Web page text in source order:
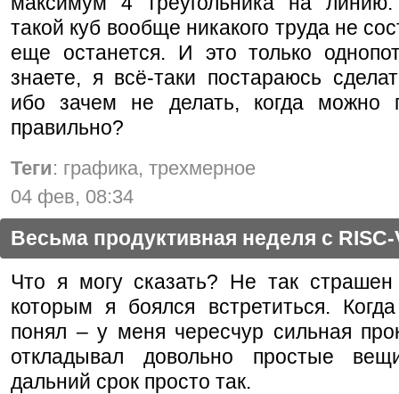
такой куб вообще никакого труда не
еще останется. И это только
знаете, я всё-таки постараюсь
ибо зачем не делать, когда можно
правильно?
Теги: графика, трехмерное
04 фев, 08:34
Весьма продуктивная неделя с RISC-
Что я могу сказать? Не так
которым я боялся встретиться.
понял – у меня чересчур сильная
откладывал довольно простые
дальний срок просто так.